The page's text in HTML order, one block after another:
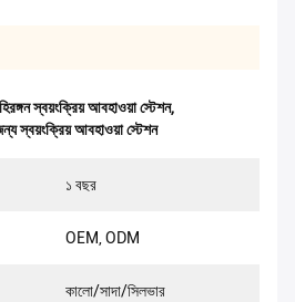
স্বয়ংক্রিয় আবহাওয়া স্টেশন,
স্বয়ংক্রিয় আবহাওয়া স্টেশন
১ বছর
OEM, ODM
কালো/সাদা/সিলভার